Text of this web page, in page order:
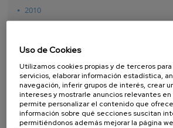
2010
TESIS
Uso de Cookies
Utilizamos cookies propias y de terceros
servicios, elaborar información estadística,
navegación, inferir grupos de interés, crear
intereses y mostrarle anuncios relevantes en
permite personalizar el contenido que
información sobre qué secciones suscitan
permitiéndonos además mejorar la página